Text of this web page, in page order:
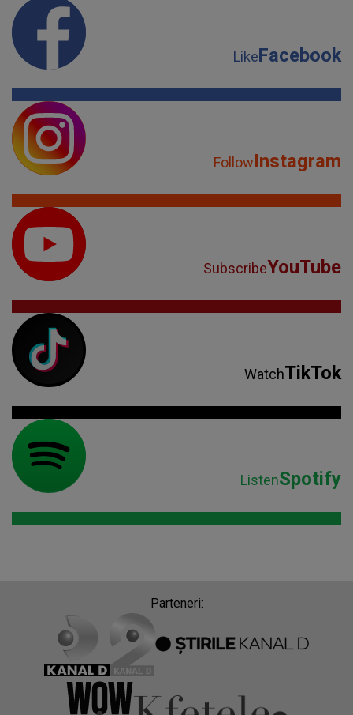
LikeFacebook
FollowInstagram
SubscribeYouTube
WatchTikTok
ListenSpotify
Parteneri: